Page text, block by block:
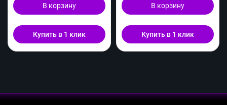
В корзину
Купить в 1 клик
В корзину
Купить в 1 клик